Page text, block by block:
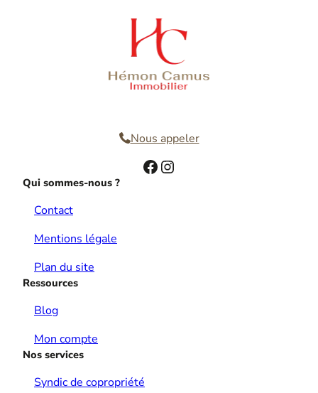
Nous appeler
Facebook Instagram
Qui sommes-nous ?
Contact
Mentions légale
Plan du site
Ressources
Blog
Mon compte
Nos services
Syndic de copropriété